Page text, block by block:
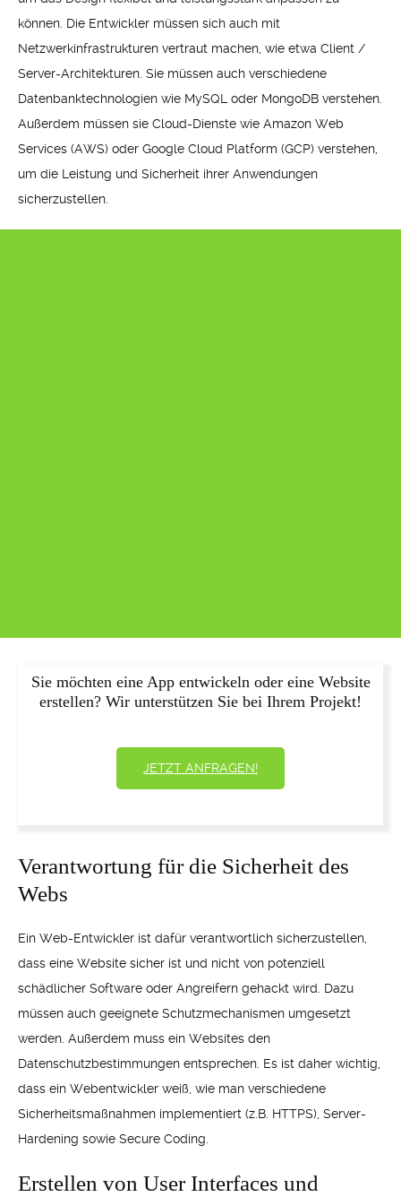
können. Die Entwickler müssen sich auch mit
Netzwerkinfrastrukturen vertraut machen, wie etwa Client /
Server-Architekturen. Sie müssen auch verschiedene
Datenbanktechnologien wie MySQL oder MongoDB verstehen.
Außerdem müssen sie Cloud-Dienste wie Amazon Web
Services (AWS) oder Google Cloud Platform (GCP) verstehen,
um die Leistung und Sicherheit ihrer Anwendungen
sicherzustellen.
Sie möchten eine App entwickeln oder eine Website
erstellen? Wir unterstützen Sie bei Ihrem Projekt!
JETZT ANFRAGEN!
Verantwortung für die Sicherheit des
Webs
Ein Web-Entwickler ist dafür verantwortlich sicherzustellen,
dass eine Website sicher ist und nicht von potenziell
schädlicher Software oder Angreifern gehackt wird. Dazu
müssen auch geeignete Schutzmechanismen umgesetzt
werden. Außerdem muss ein Websites den
Datenschutzbestimmungen entsprechen. Es ist daher wichtig,
dass ein Webentwickler weiß, wie man verschiedene
Sicherheitsmaßnahmen implementiert (z.B. HTTPS), Server-
Hardening sowie Secure Coding.
Erstellen von User Interfaces und